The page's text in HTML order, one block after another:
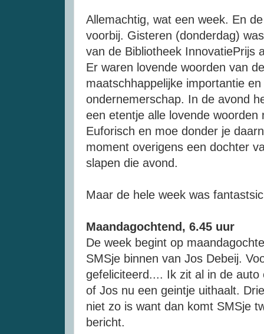
Allemachtig, wat een week. En
voorbij. Gisteren (donderdag)
van de Bibliotheek InnovatiePrijs
Er waren lovende woorden van
maatschhappelijke importantie
ondernemerschap. In de avond
een etentje alle lovende
Euforisch en moe donder je
moment overigens een dochter
slapen die avond.
Maar de hele week was
Maandagochtend, 6.45 uur
De week begint op
SMSje binnen van Jos Debeij.
gefeliciteerd.... Ik zit al in de
of Jos nu een geintje uithaalt.
niet zo is want dan komt SMSje
bericht.